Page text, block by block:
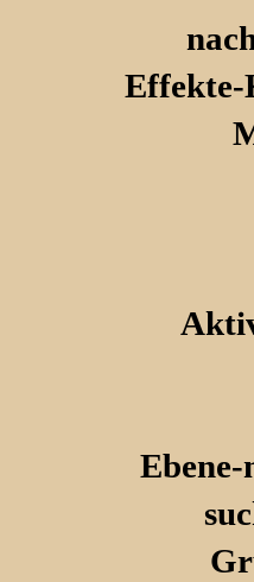
Effekte-
Ebene-